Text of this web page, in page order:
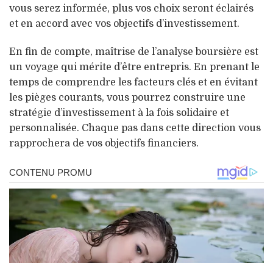
vous serez informée, plus vos choix seront éclairés
et en accord avec vos objectifs d’investissement.
En fin de compte, maîtrise de l’analyse boursière est
un voyage qui mérite d’être entrepris. En prenant le
temps de comprendre les facteurs clés et en évitant
les pièges courants, vous pourrez construire une
stratégie d’investissement à la fois solidaire et
personnalisée. Chaque pas dans cette direction vous
rapprochera de vos objectifs financiers.